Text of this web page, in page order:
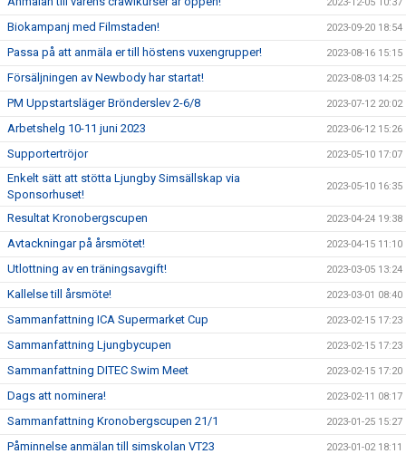
Biokampanj med Filmstaden! 2023-09-20 18:54
Passa på att anmäla er till höstens vuxengrupper! 2023-08-16 15:15
Försäljningen av Newbody har startat! 2023-08-03 14:25
PM Uppstartsläger Brönderslev 2-6/8 2023-07-12 20:02
Arbetshelg 10-11 juni 2023 2023-06-12 15:26
Supportertröjor 2023-05-10 17:07
Enkelt sätt att stötta Ljungby Simsällskap via
Sponsorhuset!
2023-05-10 16:35
Resultat Kronobergscupen 2023-04-24 19:38
Avtackningar på årsmötet! 2023-04-15 11:10
Utlottning av en träningsavgift! 2023-03-05 13:24
Kallelse till årsmöte! 2023-03-01 08:40
Sammanfattning ICA Supermarket Cup 2023-02-15 17:23
Sammanfattning Ljungbycupen 2023-02-15 17:23
Sammanfattning DITEC Swim Meet 2023-02-15 17:20
Dags att nominera! 2023-02-11 08:17
Sammanfattning Kronobergscupen 21/1 2023-01-25 15:27
Påminnelse anmälan till simskolan VT23 2023-01-02 18:11